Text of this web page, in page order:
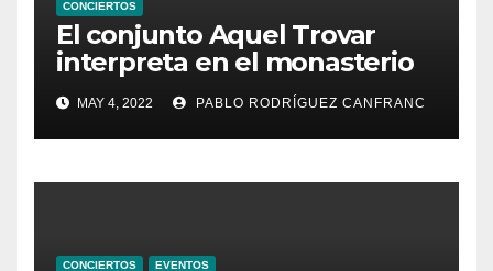
CONCIERTOS
El conjunto Aquel Trovar
interpreta en el monasterio
de Santa María de la
Valldigna las cantigas de
Alfonso X el Sabio
MAY 4, 2022 PABLO RODRÍGUEZ CANFRANC
CONCIERTOS EVENTOS